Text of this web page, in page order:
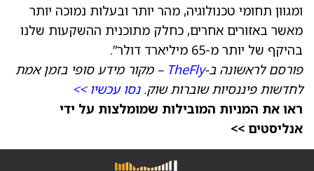
ומגוון תחומי טכנולוגיה, מהר יותר ובעלות נמוכה יותר
מאשר באזורים אחרים, כחלק מתוכנית ההשקעות שלנו
בהיקף של יותר מ-65 מיליארד דולר”.
פורסם לראשונה ב-TheFly – מקור מידע סופי בזמן אמת
לחדשות פיננסיות שוברות שוק.נסו עכשיו >>
ראו את המניות המובילות שמומלצות על ידי
אנליסטים >>